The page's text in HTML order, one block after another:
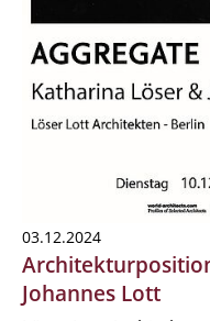
03.12.2024
Johannes Lott